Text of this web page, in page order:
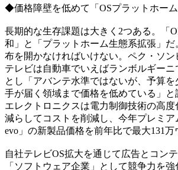
◆価格障壁を低めて「OSプラットホー
長期的な生存課題は大きく2つある。「
和」と「プラットホーム生態系拡張」
布を開かなければいけない。ペク・ソ
テレビは自動車でいえばランボルギーニ
とし「アバンテ水準ではないが、予算
手が届く領域まで価格を低めている」
エレクトロニクスは電力制御技術の高
減らしてコストを削減し、今年プレミ
evo」の新製品価格を前年比で最大131万
自社テレビOS拡大を通じて広告とコン
「ソフトウェア企業」として競争力を